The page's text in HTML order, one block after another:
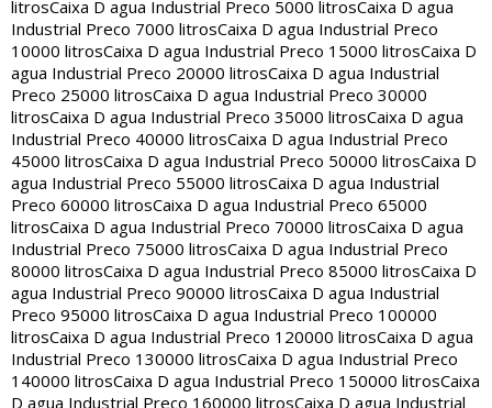
litrosCaixa D agua Industrial Preco 5000 litrosCaixa D agua
Industrial Preco 7000 litrosCaixa D agua Industrial Preco
10000 litrosCaixa D agua Industrial Preco 15000 litrosCaixa D
agua Industrial Preco 20000 litrosCaixa D agua Industrial
Preco 25000 litrosCaixa D agua Industrial Preco 30000
litrosCaixa D agua Industrial Preco 35000 litrosCaixa D agua
Industrial Preco 40000 litrosCaixa D agua Industrial Preco
45000 litrosCaixa D agua Industrial Preco 50000 litrosCaixa D
agua Industrial Preco 55000 litrosCaixa D agua Industrial
Preco 60000 litrosCaixa D agua Industrial Preco 65000
litrosCaixa D agua Industrial Preco 70000 litrosCaixa D agua
Industrial Preco 75000 litrosCaixa D agua Industrial Preco
80000 litrosCaixa D agua Industrial Preco 85000 litrosCaixa D
agua Industrial Preco 90000 litrosCaixa D agua Industrial
Preco 95000 litrosCaixa D agua Industrial Preco 100000
litrosCaixa D agua Industrial Preco 120000 litrosCaixa D agua
Industrial Preco 130000 litrosCaixa D agua Industrial Preco
140000 litrosCaixa D agua Industrial Preco 150000 litrosCaixa
D agua Industrial Preco 160000 litrosCaixa D agua Industrial